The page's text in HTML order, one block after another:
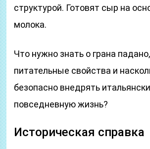
структурой. Готовят сыр на
молока.
Что нужно знать о грана
питательные свойства и
безопасно внедрять
повседневную жизнь?
Историческая справка